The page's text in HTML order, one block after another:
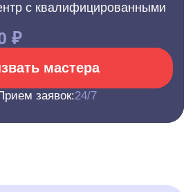
с квалифицированными
₽
мастера
заявок:24/7